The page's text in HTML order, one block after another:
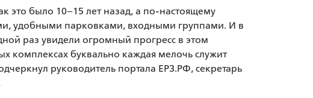
это было 10–15 лет назад, а по-настоящему
удобными парковками, входными группами. И в
раз увидели огромный прогресс в этом
комплексах буквально каждая мелочь служит
руководитель портала ЕРЗ.РФ, секретарь